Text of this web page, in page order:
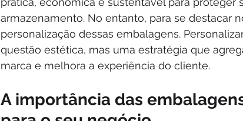
armazenamento. No entanto, para se destacar
personalização dessas embalagens.
questão estética, mas uma estratégia que
marca e melhora a experiência do cliente.
A importância das